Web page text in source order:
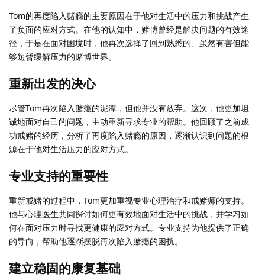
Tom的再度陷入赌瘾的主要原因在于他对生活中的压力和挑战产生
了负面的应对方式。在他的认知中，赌博曾经是解决问题的有效途
径，于是在面对困境时，他再次选择了回到熟悉的、虽然有害但能
够短暂缓解压力的赌博世界。
重新出发的决心
尽管Tom再次陷入赌瘾的泥潭，但他并没有放弃。这次，他更加坦
诚地面对自己的问题，主动重新寻求专业的帮助。他回顾了之前成
功戒赌的经历，分析了再度陷入赌瘾的原因，逐渐认识到问题的根
源在于他对生活压力的应对方式。
专业支持的重要性
重新戒赌的过程中，Tom更加重视专业心理治疗和戒赌师的支持。
他与心理医生共同探讨如何更有效地面对生活中的挑战，并学习如
何在面对压力时寻找更健康的应对方式。专业支持为他提供了正确
的导向，帮助他逐渐摆脱再次陷入赌瘾的困扰。
建立稳固的康复基础